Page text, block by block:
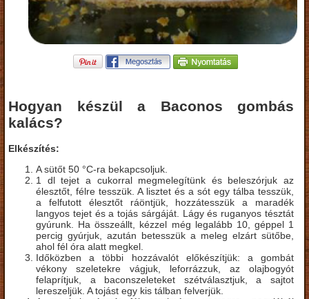
Hogyan készül a Baconos gombás
kalács?
Elkészítés:
A sütőt 50 °C-ra bekapcsoljuk.
1 dl tejet a cukorral megmelegítünk és beleszórjuk az
élesztőt, félre tesszük. A lisztet és a sót egy tálba tesszük,
a felfutott élesztőt ráöntjük, hozzátesszük a maradék
langyos tejet és a tojás sárgáját. Lágy és ruganyos tésztát
gyúrunk. Ha összeállt, kézzel még legalább 10, géppel 1
percig gyúrjuk, azután betesszük a meleg elzárt sütőbe,
ahol fél óra alatt megkel.
Időközben a többi hozzávalót előkészítjük: a gombát
vékony szeletekre vágjuk, leforrázzuk, az olajbogyót
felaprítjuk, a baconszeleteket szétválasztjuk, a sajtot
lereszeljük. A tojást egy kis tálban felverjük.